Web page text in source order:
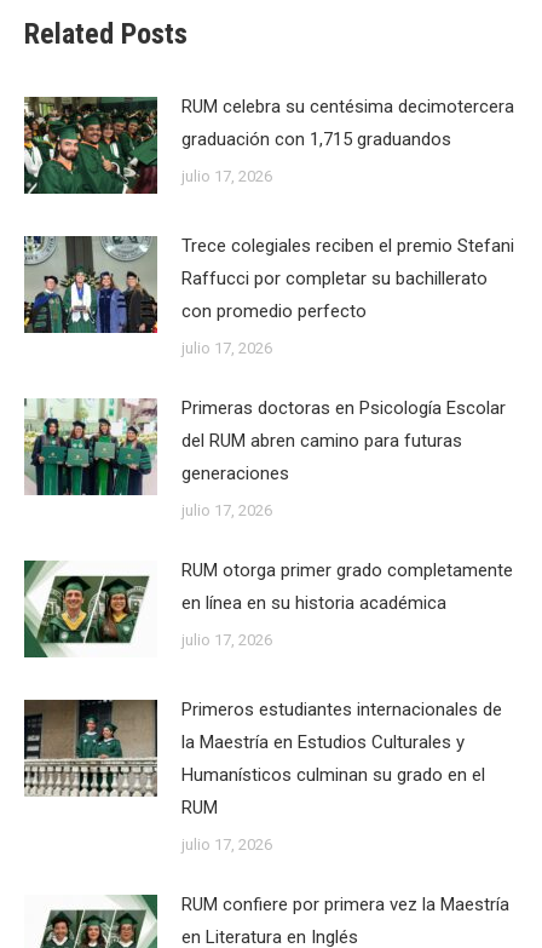
Related Posts
RUM celebra su centésima decimotercera
graduación con 1,715 graduandos
julio 17, 2026
Trece colegiales reciben el premio Stefani
Raffucci por completar su bachillerato
con promedio perfecto
julio 17, 2026
Primeras doctoras en Psicología Escolar
del RUM abren camino para futuras
generaciones
julio 17, 2026
RUM otorga primer grado completamente
en línea en su historia académica
julio 17, 2026
Primeros estudiantes internacionales de
la Maestría en Estudios Culturales y
Humanísticos culminan su grado en el
RUM
julio 17, 2026
RUM confiere por primera vez la Maestría
en Literatura en Inglés